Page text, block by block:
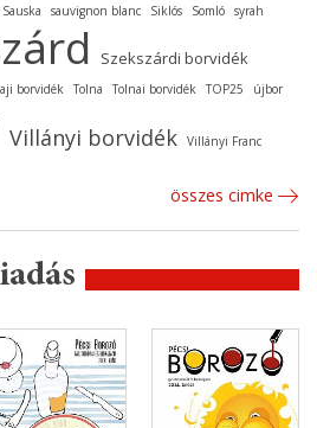
Sauska sauvignon blanc Siklós Somló syrah
Szekszárdi borvidék
borvidék Tolna Tolnai borvidék TOP25 újbor
Villányi borvidék Villányi Franc
összes cimke